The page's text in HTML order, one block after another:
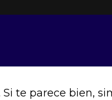
Si te parece bien,